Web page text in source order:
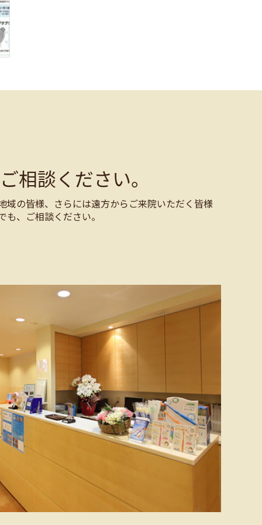
相談ください。
域の皆様、さらには遠方からご来院いただく皆様
、ご相談ください。